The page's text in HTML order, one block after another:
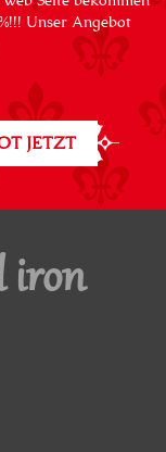
Unser Angebot
JETZT
iron